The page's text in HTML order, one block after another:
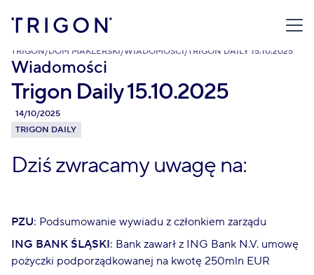
TRIGON/DOM MAKLERSKI/WIADOMOŚCI/ TRIGON DAILY 15.10.2025
Wiadomości
Trigon Daily 15.10.2025
14/10/2025
TRIGON DAILY
Dziś zwracamy uwagę na:
PZU: Podsumowanie wywiadu z członkiem zarządu
ING BANK ŚLĄSKI: Bank zawarł z ING Bank N.V. umowę
pożyczki podporządkowanej na kwotę 250mln EUR